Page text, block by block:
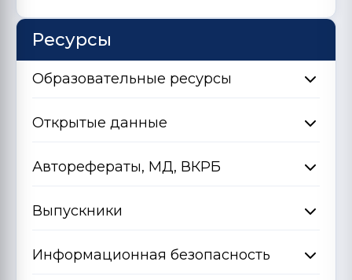
Ресурсы
Образовательные ресурсы
Открытые данные
Авторефераты, МД, ВКРБ
Выпускники
Информационная безопасность